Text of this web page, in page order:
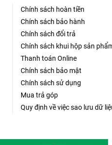
hoàn thành nhiều bài
âm thanh sống động, chất
Chính sách hoàn tiền
Chính sách bảo hành
Chính sách đổi trả
Chính sách khui hộp sản
Thanh toán Online
Chính sách bảo mật
Chính sách sử dụng
Mua trả góp
Quy định về việc sao lưu dữ